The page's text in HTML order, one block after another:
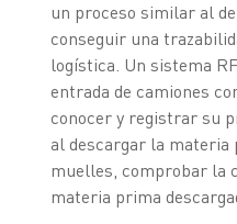
un proceso similar al
conseguir una
logística. Un sistema
entrada de camiones
conocer y registrar su
al descargar la materia
muelles, comprobar la
materia prima